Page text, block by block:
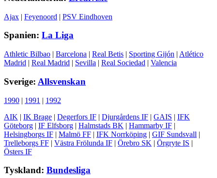
Ajax | Feyenoord | PSV Eindhoven
Spanien: La Liga
Athletic Bilbao | Barcelona | Real Betis | Sporting Gijón | Atlético
Madrid | Real Madrid | Sevilla | Real Sociedad | Valencia
Sverige: Allsvenskan
1990 | 1991 | 1992
AIK | IK Brage | Degerfors IF | Djurgårdens IF | GAIS | IFK
Göteborg | IF Elfsborg | Halmstads BK | Hammarby IF |
Helsingborgs IF | Malmö FF | IFK Norrköping | GIF Sundsvall |
Trelleborgs FF | Västra Frölunda IF | Örebro SK | Örgryte IS |
Östers IF
Tyskland: Bundesliga